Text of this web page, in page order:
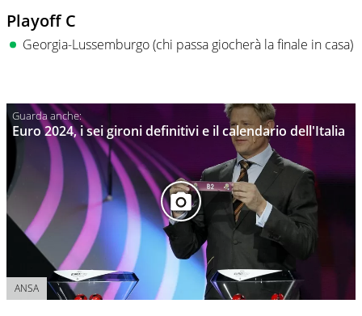
Playoff C
Georgia-Lussemburgo (chi passa giocherà la finale in casa)
Euro 2024, i sei gironi definitivi e il calendario dell'Italia
ANSA